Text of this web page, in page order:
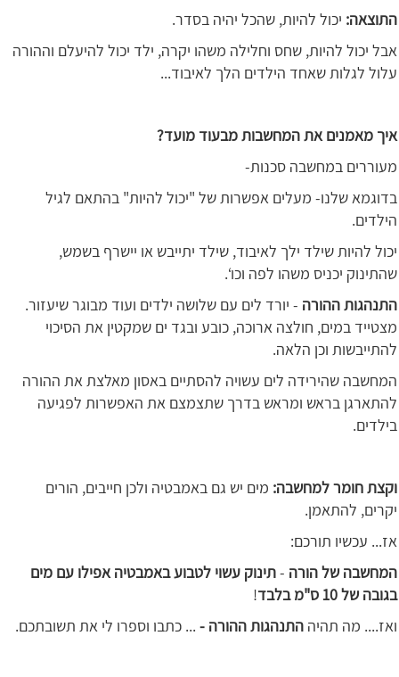
התוצאה: יכול להיות, שהכל יהיה בסדר.
אבל יכול להיות, שחס וחלילה משהו יקרה, ילד יכול להיעלם וההורה
עלול לגלות שאחד הילדים הלך לאיבוד...
איך מאמנים את המחשבות מבעוד מועד?
מעוררים במחשבה סכנות-
בדוגמא שלנו- מעלים אפשרות של "יכול להיות" בהתאם לגיל
הילדים.
יכול להיות שילד ילך לאיבוד, שילד יתייבש או יישרף בשמש,
שהתינוק יכניס משהו לפה וכו‘.
התנהגות ההורה - יורד לים עם שלושה ילדים ועוד מבוגר שיעזור.
מצטייד במים, חולצה ארוכה, כובע ובגד ים שמקטין את הסיכוי
להתייבשות וכן הלאה.
המחשבה שהירידה לים עשויה להסתיים באסון מאלצת את ההורה
להתארגן בראש ומראש בדרך שתצמצם את האפשרות לפגיעה
בילדים.
וקצת חומר למחשבה: מים יש גם באמבטיה ולכן חייבים, הורים
יקרים, להתאמן.
אז... עכשיו תורכם:
המחשבה של הורה -תינוק עשוי לטבוע באמבטיה אפילו עם מים
בגובה של 10 ס"מ בלבד
!
ואז.... מה תהיה התנהגות ההורה - ... כתבו וספרו לי את תשובתכם.